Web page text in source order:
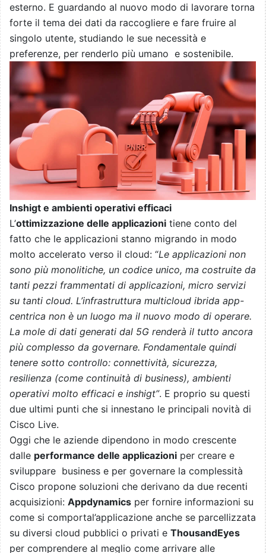
esterno. E guardando al nuovo modo di lavorare torna
forte il tema dei dati da raccogliere e fare fruire al
singolo utente, studiando le sue necessità e
preferenze, per renderlo più umano e sostenibile.
Inshigt e ambienti operativi efficaci
L’ottimizzazione delle applicazioni tiene conto del
fatto che le applicazioni stanno migrando in modo
molto accelerato verso il cloud: “Le applicazioni non
sono più monolitiche, un codice unico, ma costruite da
tanti pezzi frammentati di applicazioni, micro servizi
su tanti cloud. L’infrastruttura multicloud ibrida app-
centrica non è un luogo ma il nuovo modo di operare.
La mole di dati generati dal 5G renderà il tutto ancora
più complesso da governare. Fondamentale quindi
tenere sotto controllo: connettività, sicurezza,
resilienza (come continuità di business), ambienti
operativi molto efficaci e inshigt”. E proprio su questi
due ultimi punti che si innestano le principali novità di
Cisco Live.
Oggi che le aziende dipendono in modo crescente
dalle performance delle applicazioni per creare e
sviluppare business e per governare la complessità
Cisco propone soluzioni che derivano da due recenti
acquisizioni: Appdynamics per fornire informazioni su
come si comportal’applicazione anche se parcellizzata
su diversi cloud pubblici o privati e ThousandEyes
per comprendere al meglio come arrivare alle